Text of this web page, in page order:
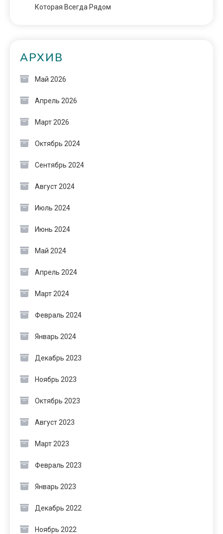
Которая Всегда Рядом
АРХИВ
Май 2026
Апрель 2026
Март 2026
Октябрь 2024
Сентябрь 2024
Август 2024
Июль 2024
Июнь 2024
Май 2024
Апрель 2024
Март 2024
Февраль 2024
Январь 2024
Декабрь 2023
Ноябрь 2023
Октябрь 2023
Август 2023
Март 2023
Февраль 2023
Январь 2023
Декабрь 2022
Ноябрь 2022